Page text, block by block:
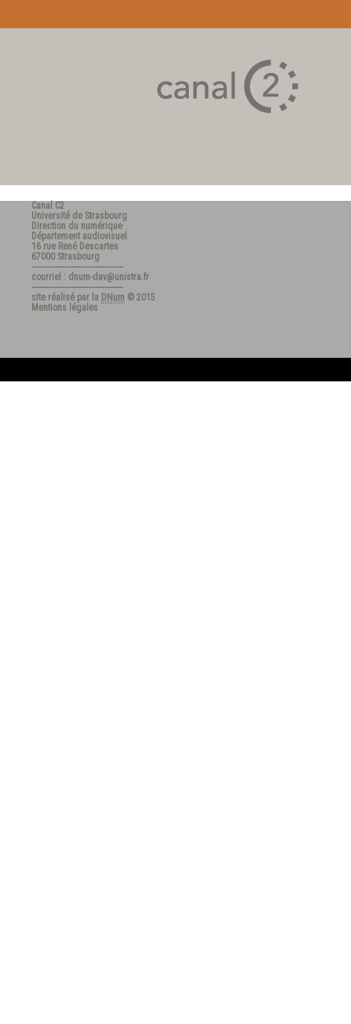
Canal C2
Université de Strasbourg
Direction du numérique
Département audiovisuel
16 rue René Descartes
67000 Strasbourg
---------------------------------------
courriel : dnum-dav@unistra.fr
---------------------------------------
site réalisé par la DNum © 2015
Mentions légales